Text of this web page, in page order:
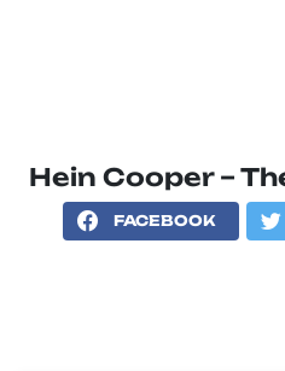
Hein Cooper –
FACEBOOK